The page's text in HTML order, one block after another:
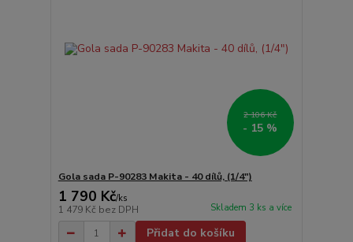
2 106 Kč
- 15 %
Gola sada P-90283 Makita - 40 dílů, (1/4")
1 790 Kč/ks
1 479 Kč bez DPH Skladem 3 ks a více
Přidat do košíku